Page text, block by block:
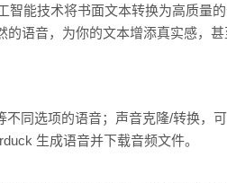
能技术将书面文本转换为高质量
语音，为你的文本增添真实感，
同选项的语音；声音克隆/转换，
生成语音并下载音频文件。